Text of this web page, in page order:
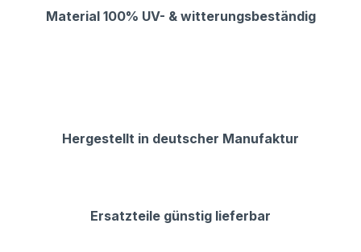
Material 100% UV- & witterungsbeständig
Hergestellt in deutscher Manufaktur
Ersatzteile günstig lieferbar